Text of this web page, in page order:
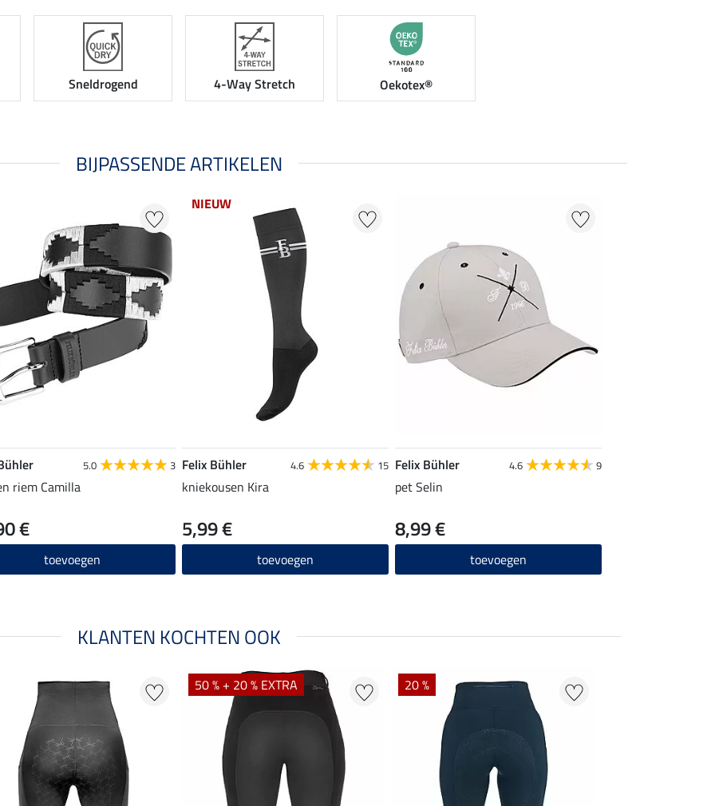
Sneldrogend 4-Way Stretch Oekotex®
BIJPASSENDE ARTIKELEN
5.0 3
riem Camilla
€
toevoegen
NIEUW
Felix Bühler 4.6 15
kniekousen Kira
5,99 €
toevoegen
Felix Bühler 4.6 9
pet Selin
8,99 €
toevoegen
KLANTEN KOCHTEN OOK
50 % + 20 % EXTRA 20 %